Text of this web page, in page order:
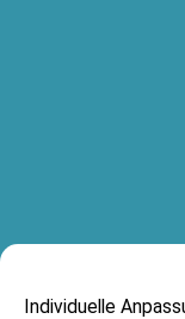
Individuelle